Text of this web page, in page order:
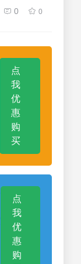
0 0
点
我
优
惠
购
买
点
我
优
惠
购